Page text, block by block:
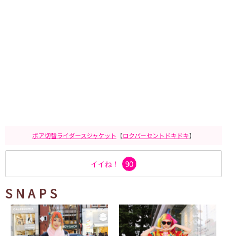
ボア切替ライダースジャケット 【ロクパーセントドキドキ】
イイね！ 90
SNAPS